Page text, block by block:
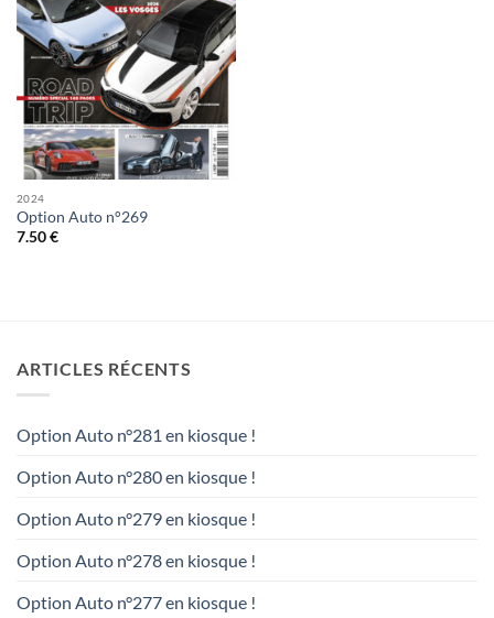
2024
Option Auto n°269
7.50€
ARTICLES RÉCENTS
Option Auto n°281 en kiosque !
Option Auto n°280 en kiosque !
Option Auto n°279 en kiosque !
Option Auto n°278 en kiosque !
Option Auto n°277 en kiosque !